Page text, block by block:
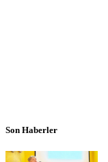
Son Haberler